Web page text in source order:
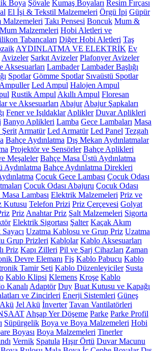
Boya Şövale Kumaş Boyaları Resim Fırçası
El İşi & Tekstil Malzemeleri Örgü İpi Güpür
Malzemeleri Takı Pensesi Boncuk Mum &
Mum Malzemeleri Hobi Aletleri ve
Tabancaları Diğer Hobi Aletleri Taş
AYDINLATMA VE ELEKTRİK Ev
Avizeler Sarkıt Avizeler Plafonyer Avizeler
Aksesuarları Lambader Lambader Başlığı
Spotlar Gömme Spotlar Sıvaüstü Spotlar
Ampuller Led Ampul Halojen Ampul
Rustik Ampul Akıllı Ampul Floresan
ve Aksesuarları Abajur Abajur Şapkaları
Fener ve Işıldaklar Aplikler Duvar Aplikleri
Banyo Aplikleri Lamba Gece Lambaları Masa
Şerit Armatür Led Armatür Led Panel Tezgah
Bahçe Aydınlatma Dış Mekan Aydınlatmalar
Projektör ve Sensörler Bahçe Aplikleri
Meşaleler Bahçe Masa Üstü Aydınlatma
Aydınlatma Bahçe Aydınlatma Direkleri
Çocuk Gece Lambası Çocuk Odası
Çocuk Odası Abajuru Çocuk Odası
Lambası Elektrik Malzemeleri Priz ve
Kutusu Telefon Prizi Priz Çerçevesi Golyat
Priz Anahtar Priz Şalt Malzemeleri Sigorta
Elektrik Sigortası Şalter Kaçak Akım
Uzatma Kablosu ve Grup Priz Uzatma
Grup Prizleri Kablolar Kablo Aksesuarları
Priz Kapı Zilleri Pil ve Şarj Cihazları Zaman
Devre Elemanı Fiş Kablo Pabucu Kablo
Tamir Seti Kablo Düzenleyiciler Susta
Kablo Klipsi Klemens Kroşe Kablo
Kanalı Adaptör Duy Buat Kutusu ve Kapağı
ve Zincirleri Enerji Sistemleri Güneş
Jel Akü İnverter Tavan Vantilatörleri
Ahşap Yer Döşeme Parke Parke Profil
Süpürgelik Boya ve Boya Malzemeleri Hobi
Boyası Boya Malzemeleri Tinerler
Vernik Spatula Hışır Örtü Duvar Macunu